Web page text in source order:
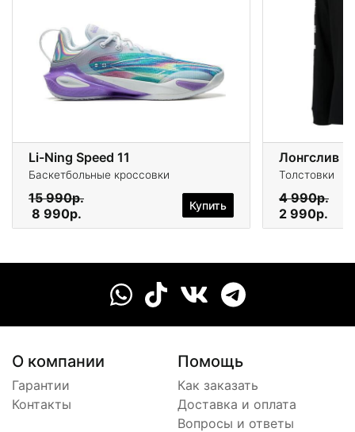
Li-Ning Speed 11
Баскетбольные кроссовки
15 990р.
8 990р.
Купить
Лонгслив
Толстовки
4 990р.
2 990р.
О компании
Гарантии
Контакты
Помощь
Как заказать
Доставка и оплата
Вопросы и ответы